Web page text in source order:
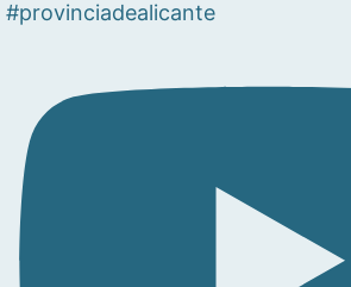
#provinciadealicante